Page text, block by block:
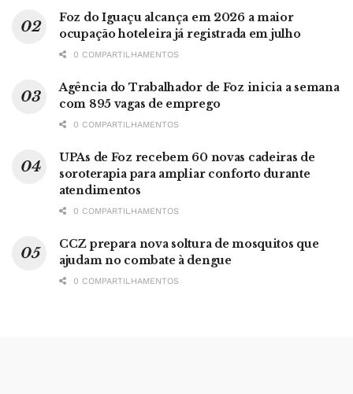
Foz do Iguaçu alcança em 2026 a maior
ocupação hoteleira já registrada em julho
0 COMPARTILHAMENTOS
Agência do Trabalhador de Foz inicia a semana
com 895 vagas de emprego
0 COMPARTILHAMENTOS
UPAs de Foz recebem 60 novas cadeiras de
soroterapia para ampliar conforto durante
atendimentos
0 COMPARTILHAMENTOS
CCZ prepara nova soltura de mosquitos que
ajudam no combate à dengue
0 COMPARTILHAMENTOS